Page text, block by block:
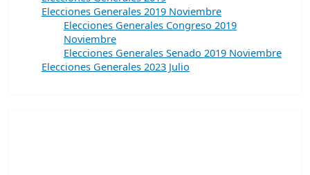
Elecciones Generales 2019 Noviembre
Elecciones Generales Congreso 2019
Noviembre
Elecciones Generales Senado 2019 Noviembre
Elecciones Generales 2023 Julio